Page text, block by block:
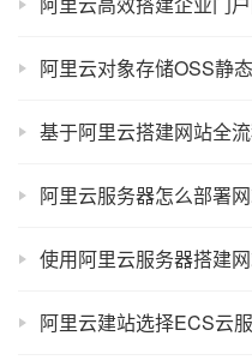
基于阿里云搭建网站全
阿里云服务器怎么部署网
使用阿里云服务器搭建